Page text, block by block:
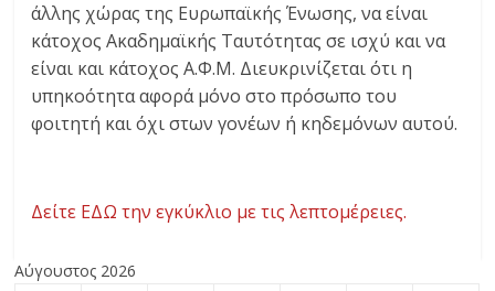
άλλης χώρας της Ευρωπαϊκής Ένωσης, να είναι
κάτοχος Ακαδημαϊκής Ταυτότητας σε ισχύ και να
είναι και κάτοχος Α.Φ.Μ. Διευκρινίζεται ότι η
υπηκοότητα αφορά μόνο στο πρόσωπο του
φοιτητή και όχι στων γονέων ή κηδεμόνων αυτού.
Δείτε ΕΔΩ την εγκύκλιο με τις λεπτομέρειες.
Αύγουστος 2026